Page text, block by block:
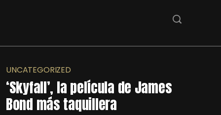
UNCATEGORIZED
‘Skyfall’, la película de James
Bond más taquillera